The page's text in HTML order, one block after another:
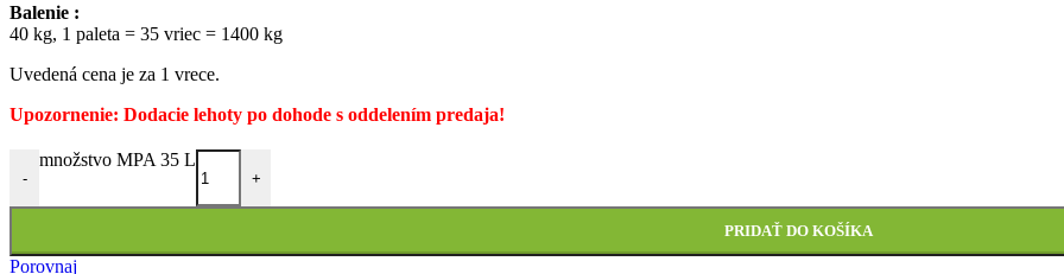
Balenie :
40 kg, 1 paleta = 35 vriec = 1400 kg
Uvedená cena je za 1 vrece.
Upozornenie: Dodacie lehoty po dohode s oddelením predaja!
-
množstvo MPA 35 L
+
PRIDAŤ DO KOŠÍKA
Porovnaj